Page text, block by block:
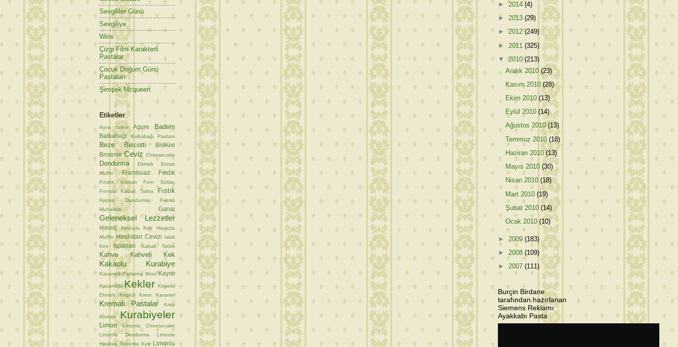
Sevgililer Günü
Sevgiliye
Winx
Çizgi Film Karakterli
Pastalar
Çocuk Doğum Günü
Pastaları
Şimşek Mcqueen
Etiketler
Ayva tatlısı Aşure Badem
Balkabağı Balkabağı Pastası
Beze Biscotti
Bisküvi
Brownie Ceviz Cheesecake
Dondurma Ekmek
Elmalı
Muffin
Frambuaz Fındık
Fındık Krokan
Fırın Sütlaç
Fırında Kabak Tatlısı
Fıstık
Fıstıklı Dondurma
Fıstıklı
Muhallebi
Ganaj
Geleneksel Lezzetler
Havuç Havuçlu Kek
Havuçlu
Muffin Hindistan Cevizi
Islak
Kek
Ispahan Kabak Tatlısı
Kahve Kahveli Kek
Kakaolu Kurabiye
Karamelli Patlamış Mısır Kayısı
Kazandibi Kekler Kepekli
Ekmek
Keşkül Krem Karamel
Kremalı Pastalar Krep
Krokan Kurabiyeler
Limon
Limonlu Cheesecake
Limonlu Dondurma
Limonlu
Haşhaş Tohumlu Kek
Limonlu
►2014(4)
► 2013 (29)
►2012(249)
► 2011 (325)
▼2010(213)
Aralık 2010(23)
Kasım 2010(28)
Ekim 2010(13)
Eylül 2010(14)
Ağustos 2010(13)
Temmuz 2010(18)
Haziran 2010(13)
Mayıs 2010(30)
Nisan 2010(18)
Mart 2010(19)
Şubat 2010(14)
Ocak 2010(10)
► 2009 (183)
► 2008 (109)
► 2007 (111)
Burçin Birdane
tarafından hazırlanan
Siemens Reklamı
Ayakkabı Pasta